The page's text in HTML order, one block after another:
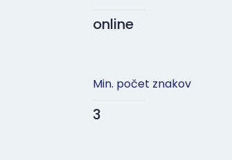
online
Min. počet znakov
3